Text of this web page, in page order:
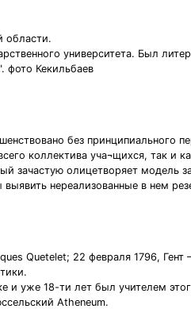
области.
университета. Был
фото Кекильбаев
без принципиального
коллектива уча¬щихся, так
зачастую олицетворяет модель
нереализованные в нем
Quetelet; 22 февраля 1796,
и уже 18-ти лет был учителем
Atheneum.